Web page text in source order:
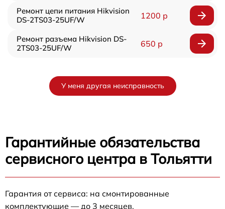
Ремонт цепи питания Hikvision
DS-2TS03-25UF/W
1200 р
Ремонт разъема Hikvision DS-
2TS03-25UF/W
650 р
У меня другая неисправность
Гарантийные обязательства
сервисного центра в Тольятти
Гарантия от сервиса: на смонтированные
комплектующие — до 3 месяцев.